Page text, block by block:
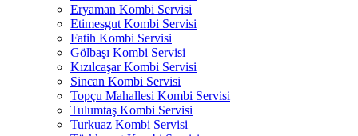
Eryaman Kombi Servisi
Etimesgut Kombi Servisi
Fatih Kombi Servisi
Gölbaşı Kombi Servisi
Kızılcaşar Kombi Servisi
Sincan Kombi Servisi
Topçu Mahallesi Kombi Servisi
Tulumtaş Kombi Servisi
Turkuaz Kombi Servisi